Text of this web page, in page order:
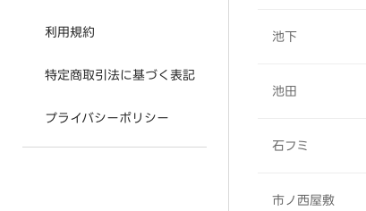
利用規約
特定商取引法に基づく表記
プライバシーポリシー
池下
池田
石フミ
市ノ西屋敷